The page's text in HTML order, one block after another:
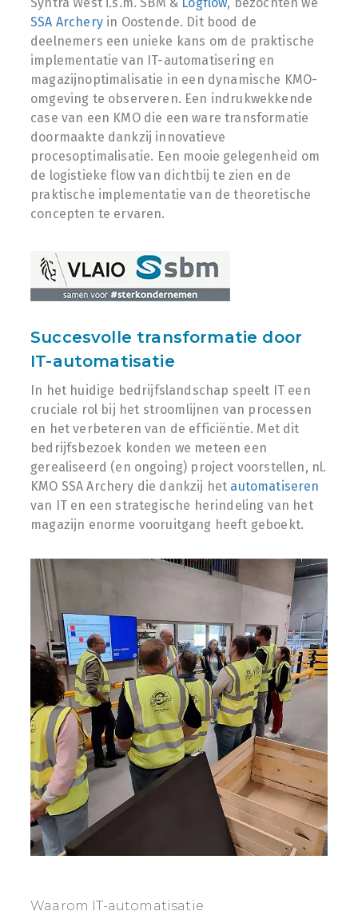
SSA Archeryin Oostende. Dit bood de
deelnemers een unieke kans om de praktische
implementatie van IT-automatisering en
magazijnoptimalisatie in een dynamische KMO-
omgeving te observeren. Een indrukwekkende
case van een KMO die een ware transformatie
doormaakte dankzij innovatieve
procesoptimalisatie. Een mooie gelegenheid om
de logistieke flow van dichtbij te zien en de
praktische implementatie van de theoretische
concepten te ervaren.
Succesvolle transformatie door
IT-automatisatie
In het huidige bedrijfslandschap speelt IT een
cruciale rol bij het stroomlijnen van processen
en het verbeteren van de efficiëntie. Met dit
bedrijfsbezoek konden we meteen een
gerealiseerd (en ongoing) project voorstellen, nl.
KMO SSA Archery die dankzij het automatiseren
van IT en een strategische herindeling van het
magazijn enorme vooruitgang heeft geboekt.
Waarom IT-automatisatie